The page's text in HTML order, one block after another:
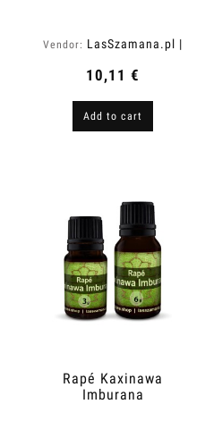
Vendor: LasSzamana.pl |
10,11 €
Add to cart
Rapé Kaxinawa
Imburana